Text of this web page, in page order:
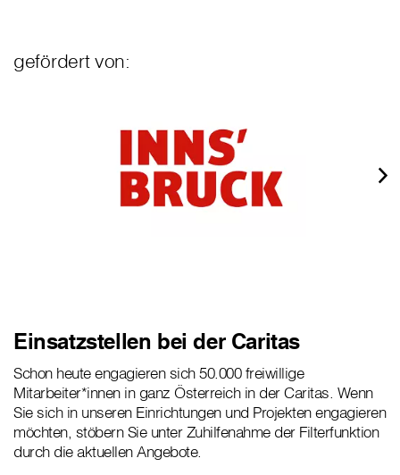
gefördert von:
Einsatzstellen bei der Caritas
Schon heute engagieren sich 50.000 freiwillige
Mitarbeiter*innen in ganz Österreich in der Caritas. Wenn
Sie sich in unseren Einrichtungen und Projekten engagieren
möchten, stöbern Sie unter Zuhilfenahme der Filterfunktion
durch die aktuellen Angebote.